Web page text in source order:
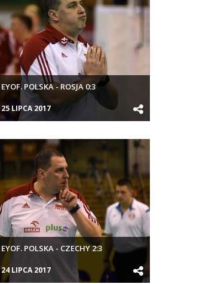
EYOF. POLSKA - ROSJA 0:3
25 LIPCA 2017
EYOF. POLSKA - CZECHY 2:3
24 LIPCA 2017